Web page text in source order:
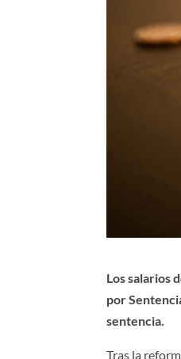
Los salarios
por
sentencia.
Tras la